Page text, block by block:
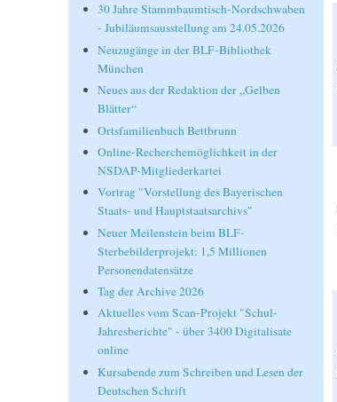
30 Jahre Stammbaumtisch-Nordschwaben
- Jubiläumsausstellung am 24.05.2026
Neuzugänge in der BLF-Bibliothek
München
Neues aus der Redaktion der „Gelben
Blätter“
Ortsfamilienbuch Bettbrunn
Online-Recherchemöglichkeit in der
NSDAP-Mitgliederkartei
Vortrag "Vorstellung des Bayerischen
Staats- und Hauptstaatsarchivs"
Neuer Meilenstein beim BLF-
Sterbebilderprojekt: 1,5 Millionen
Personendatensätze
Tag der Archive 2026
Aktuelles vom Scan-Projekt "Schul-
Jahresberichte" - über 3400 Digitalisate
online
Kursabende zum Schreiben und Lesen der
Deutschen Schrift